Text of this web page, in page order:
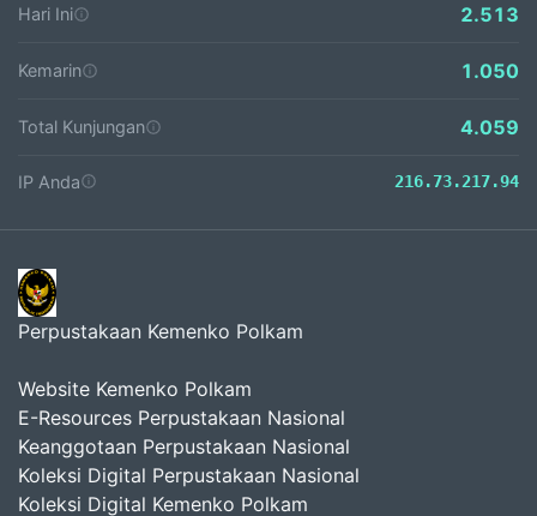
Hari Ini 2.513
Kemarin 1.050
Total Kunjungan 4.059
IP Anda 216.73.217.94
Perpustakaan Kemenko Polkam
Website Kemenko Polkam
E-Resources Perpustakaan Nasional
Keanggotaan Perpustakaan Nasional
Koleksi Digital Perpustakaan Nasional
Koleksi Digital Kemenko Polkam